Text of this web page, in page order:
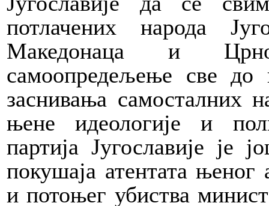
потлачених народа
Македонаца и
самоопредељење све до
заснивања самосталних
њене идеологије и
партија Југославије је
покушаја атентата
и потоњег убиства